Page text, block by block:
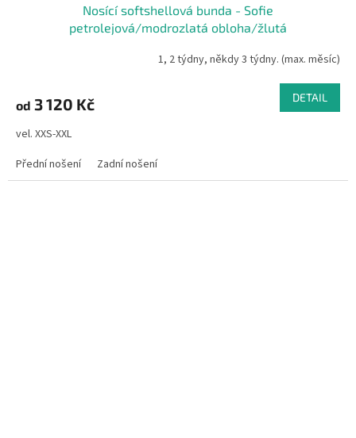
Nosící softshellová bunda - Sofie
petrolejová/modrozlatá obloha/žlutá
1, 2 týdny, někdy 3 týdny. (max. měsíc)
od 3 120 Kč DETAIL
vel. XXS-XXL
Přední nošení
Zadní nošení